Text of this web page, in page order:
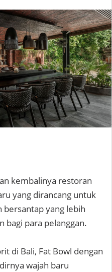
kembalinya restoran
yang dirancang untuk
yang lebih
bagi para pelanggan.
di Bali, Fat Bowl dengan
wajah baru